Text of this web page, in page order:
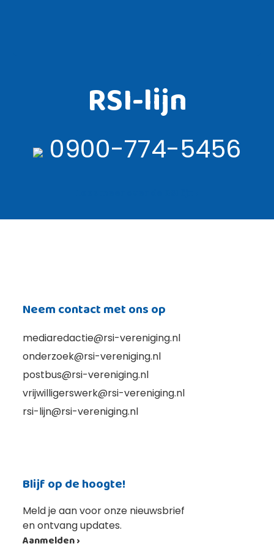
RSI-lijn
0900-774-5456
Neem contact met ons op
mediaredactie@rsi-vereniging.nl
onderzoek@rsi-vereniging.nl
postbus@rsi-vereniging.nl
vrijwilligerswerk@rsi-vereniging.nl
rsi-lijn@rsi-vereniging.nl
Blijf op de hoogte!
Meld je aan voor onze nieuwsbrief
en ontvang updates.
Aanmelden ›